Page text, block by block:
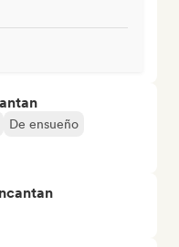
De ensueño